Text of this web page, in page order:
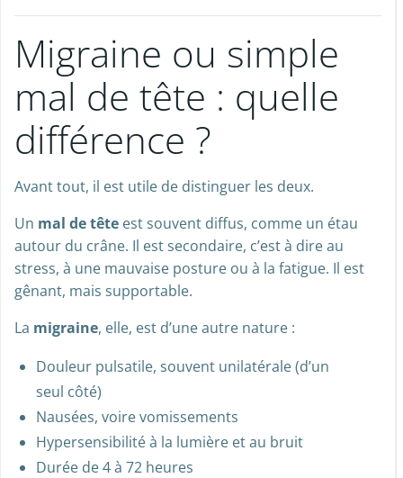
Migraine ou simple
mal de tête : quelle
différence ?
Avant tout, il est utile de distinguer les deux.
Un mal de tête est souvent diffus, comme un étau
autour du crâne. Il est secondaire, c’est à dire au
stress, à une mauvaise posture ou à la fatigue. Il est
gênant, mais supportable.
La migraine, elle, est d’une autre nature :
Douleur pulsatile, souvent unilatérale (d’un
seul côté)
Nausées, voire vomissements
Hypersensibilité à la lumière et au bruit
Durée de 4 à 72 heures